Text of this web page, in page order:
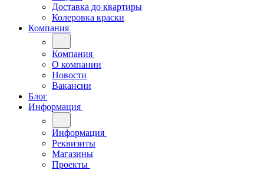
Доставка до квартиры
Колеровка краски
Компания
Компания
О компании
Новости
Вакансии
Блог
Информация
Информация
Реквизиты
Магазины
Проекты